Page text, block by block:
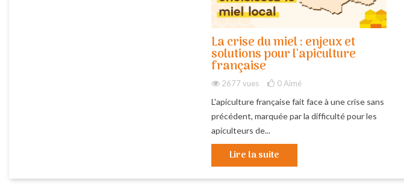
La crise du miel : enjeux et
solutions pour l'apiculture
française
2677 vues 0Aimé
L'apiculture française fait face à une crise sans
précédent, marquée par la difficulté pour les
apiculteurs de...
Lire la suite